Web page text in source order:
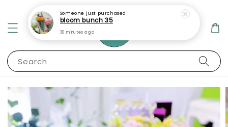
Search
Someone just purchased
bloom bunch 35
30 minutes ago